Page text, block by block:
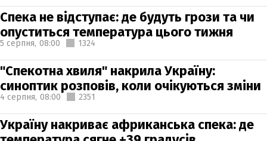
Спека не відступає: де будуть грози та чи
опуститься температура цього тижня
5 серпня, 08:00 1324
"Спекотна хвиля" накрила Україну:
синоптик розповів, коли очікуються зміни
4 серпня, 08:00 2351
Україну накриває африканська спека: де